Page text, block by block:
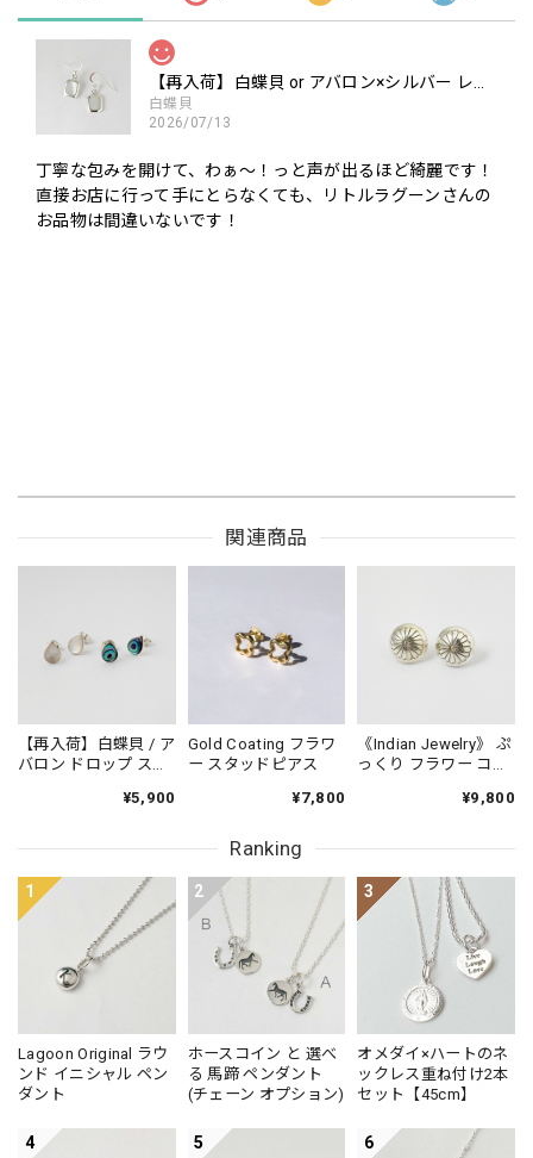
白蝶貝
2026/07/13
丁寧な包みを開けて、わぁ〜！っと声が出るほど綺麗です！
直接お店に行って手にとらなくても、リトルラグーンさんの
お品物は間違いないです！
関連商品
【再入荷】白蝶貝 / ア
バロン ドロップ スタ
アス プチピアス¥5,900
Gold Coating フラワ
ー スタッドピアス
¥7,800
《Indian Jewelry》 ぷ
っくり フラワー コン
¥9,800
Ranking
1
Lagoon Original ラウ
ンド イニシャル ペン
ダント
2
ホースコイン と 選べ
る 馬蹄 ペンダント
(チェーン オプション)
3
オメダイ×ハートのネ
ックレス重ね付け2本
セット【45cm】
4 5 6